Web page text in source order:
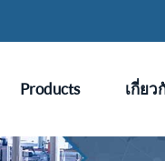
Products เกี่ยว